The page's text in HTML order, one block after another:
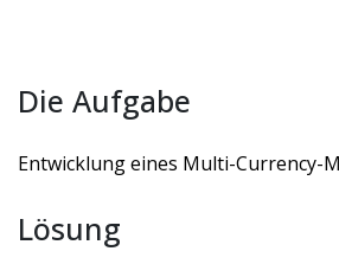
Die Aufgabe
Entwicklung eines Multi-Currency-
Lösung